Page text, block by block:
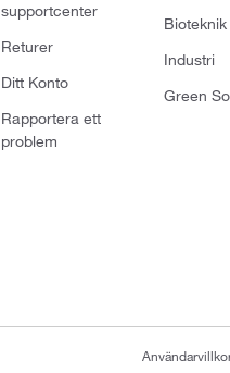
supportcenter
Returer
Ditt Konto
Rapportera ett
problem
Bioteknik
Industri
Green